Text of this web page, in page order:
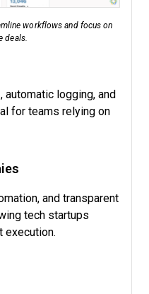
workflows and focus on
deals.
automatic logging, and
for teams relying on
and transparent
tech startups
execution.